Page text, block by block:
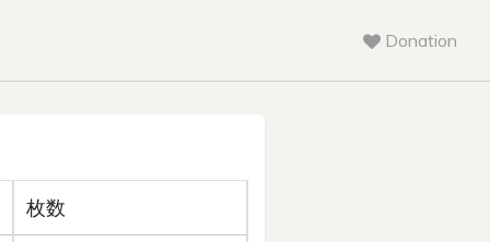
Donation
枚数